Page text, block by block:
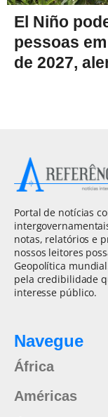
El Niño
pessoas
de 2027,
Portal de notícias
notas, relatórios e
nossos leitores
Geopolítica
pela credibilidade
interesse público.
Navegue
África
Américas